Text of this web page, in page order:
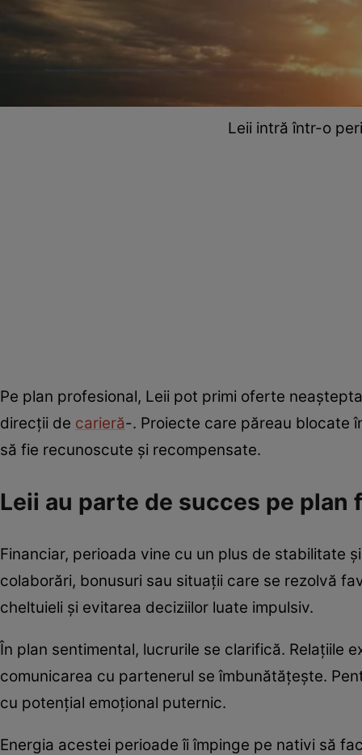
Leii intră într-o
Pe plan profesional, Leii pot primi oferte
direcții de carieră-. Proiecte care păreau blocate
să fie recunoscute și recompensate.
Leii au parte de succes pe
Financiar, perioada vine cu un plus de stabilitate
colaborări, bonusuri sau situații care se rezolvă
cheltuieli și evitarea deciziilor luate impulsiv.
În plan sentimental, lucrurile se clarifică. Relațiile
comunicarea cu partenerul se îmbunătățește.
cu potențial emoțional puternic.
Energia acestei perioade îi împinge pe nativi să